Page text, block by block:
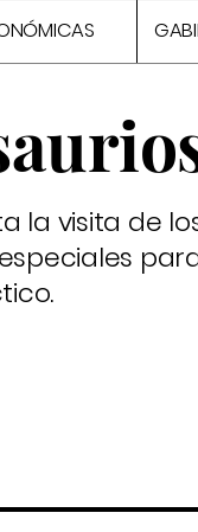
la visita de